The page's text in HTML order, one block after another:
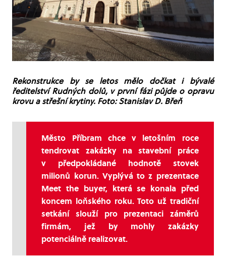
Rekonstrukce by se letos mělo dočkat i bývalé
ředitelství Rudných dolů, v první fázi půjde o opravu
krovu a střešní krytiny. Foto: Stanislav D. Břeň
Město Příbram chce v letošním roce
tendrovat zakázky na stavební práce
v předpokládané hodnotě stovek
milionů korun. Vyplývá to z prezentace
Meet the buyer, která se konala před
koncem loňského roku. Toto už tradiční
setkání slouží pro prezentaci záměrů
firmám, jež by mohly zakázky
potenciálně realizovat.